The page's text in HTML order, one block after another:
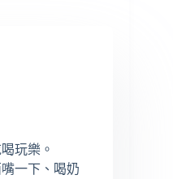
玩樂。
一下、喝奶